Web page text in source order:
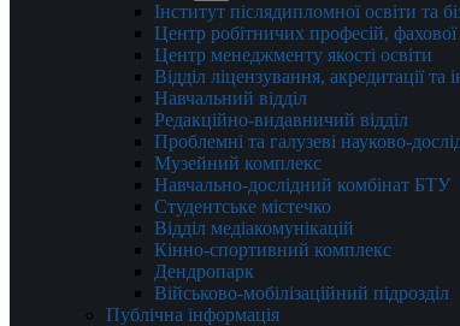
Інститут післядипломної освіти та
Центр робітничих професій,
Центр менеджменту якості освіти
Відділ ліцензування, акредитації та
Навчальний відділ
Редакційно-видавничий відділ
Проблемні та галузеві науково-
Музейний комплекс
Навчально-дослідний комбінат БТУ
Студентське містечко
Відділ медіакомунікацій
Кінно-спортивний комплекс
Дендропарк
Військово-мобілізаційний підрозділ
Публічна інформація